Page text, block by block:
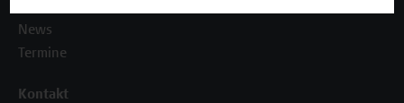
News
Termine
Kontakt